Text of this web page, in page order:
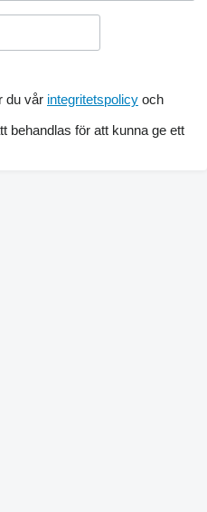
du vår integritetspolicy och
behandlas för att kunna ge ett